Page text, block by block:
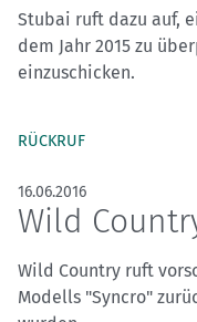
Stubai ruft dazu auf,
dem Jahr 2015 zu
einzuschicken.
RÜCKRUF
16.06.2016
Wild
Wild Country ruft
Modells "Syncro"